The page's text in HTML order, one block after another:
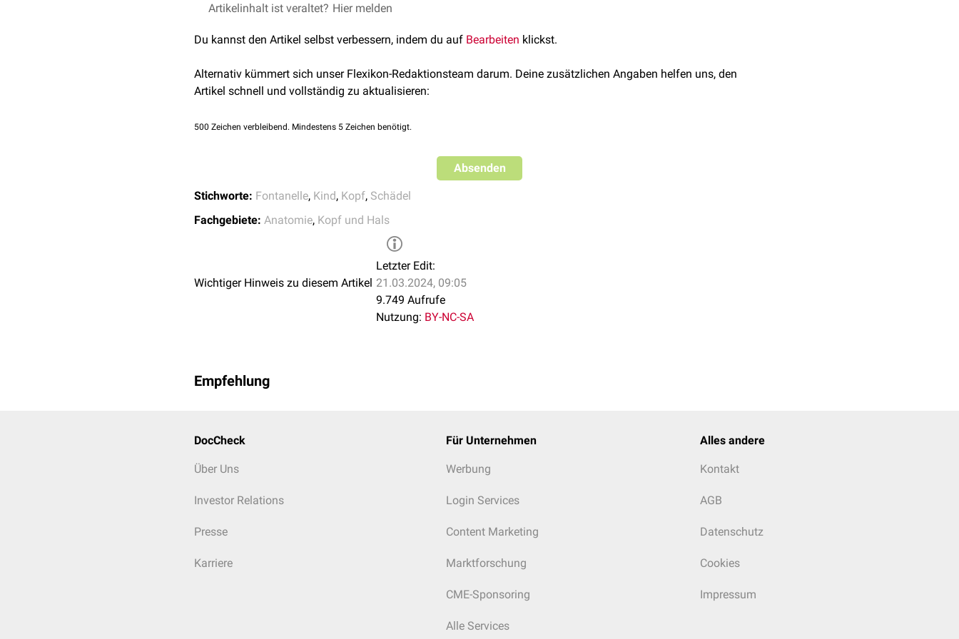
"Duale Reihe Anatomie" - Gerhard Aumüller et. al., Thieme-Verlag, 2. Auflage
Artikelinhalt ist veraltet? Hier melden
Du kannst den Artikel selbst verbessern, indem du auf Bearbeiten klickst.
Alternativ kümmert sich unser Flexikon-Redaktionsteam darum. Deine zusätzlichen Angaben helfen uns, den
Artikel schnell und vollständig zu aktualisieren:
500 Zeichen verbleibend. Mindestens 5 Zeichen benötigt.
Absenden
Stichworte: Fontanelle, Kind, Kopf, Schädel
Fachgebiete: Anatomie, Kopf und Hals
Wichtiger Hinweis zu diesem Artikel
Letzter Edit:
21.03.2024, 09:05
9.749 Aufrufe
Nutzung: BY-NC-SA
Empfehlung
DocCheck
Über Uns
Investor Relations
Presse
Karriere
Für Unternehmen
Werbung
Login Services
Content Marketing
Marktforschung
CME-Sponsoring
Alle Services
Alles andere
Kontakt
AGB
Datenschutz
Cookies
Impressum